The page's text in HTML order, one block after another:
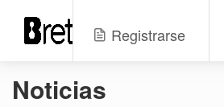
Registrarse
Noticias